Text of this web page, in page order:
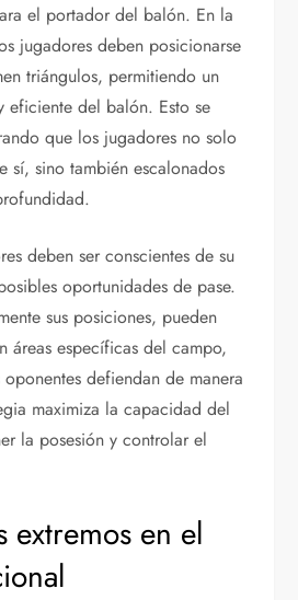
el portador del balón. En la
jugadores deben posicionarse
triángulos, permitiendo un
eficiente del balón. Esto se
que los jugadores no solo
sí, sino también escalonados
deben ser conscientes de su
oportunidades de pase.
sus posiciones, pueden
áreas específicas del campo,
defiendan de manera
maximiza la capacidad del
la posesión y controlar el
extremos en el